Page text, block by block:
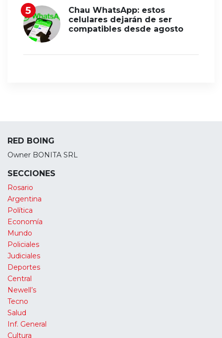
Chau WhatsApp: estos
celulares dejarán de ser
compatibles desde agosto
RED BOING
Owner BONITA SRL
SECCIONES
Rosario
Argentina
Política
Economía
Mundo
Policiales
Judiciales
Deportes
Central
Newell’s
Tecno
Salud
Inf. General
Cultura